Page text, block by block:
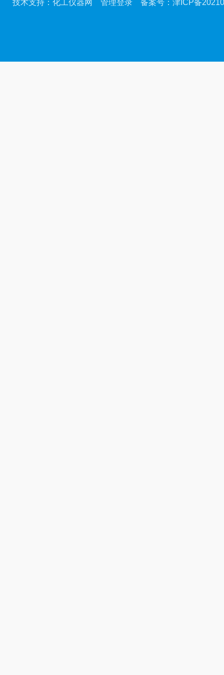
技术支持： 化工仪器网 管理登录 备案号： 津ICP备